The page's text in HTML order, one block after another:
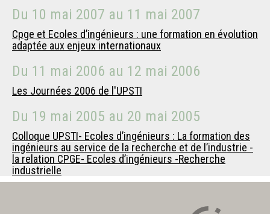
Du 10 mai 2007 au 11 mai 2007
Cpge et Ecoles d’ingénieurs : une formation en évolution
adaptée aux enjeux internationaux
Du 11 mai 2006 au 12 mai 2006
Les Journées 2006 de l'UPSTI
Du 19 mai 2005 au 20 mai 2005
Colloque UPSTI- Ecoles d’ingénieurs : La formation des
ingénieurs au service de la recherche et de l’industrie -
la relation CPGE- Ecoles d’ingénieurs -Recherche
industrielle